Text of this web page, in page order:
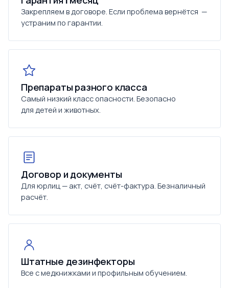
Закрепляем в договоре. Если проблема вернётся —
устраним по гарантии.
Препараты разного класса
Самый низкий класс опасности. Безопасно
для детей и животных.
Договор и документы
Для юрлиц — акт, счёт, счёт-фактура. Безналичный
расчёт.
Штатные дезинфекторы
Все с медкнижками и профильным обучением.